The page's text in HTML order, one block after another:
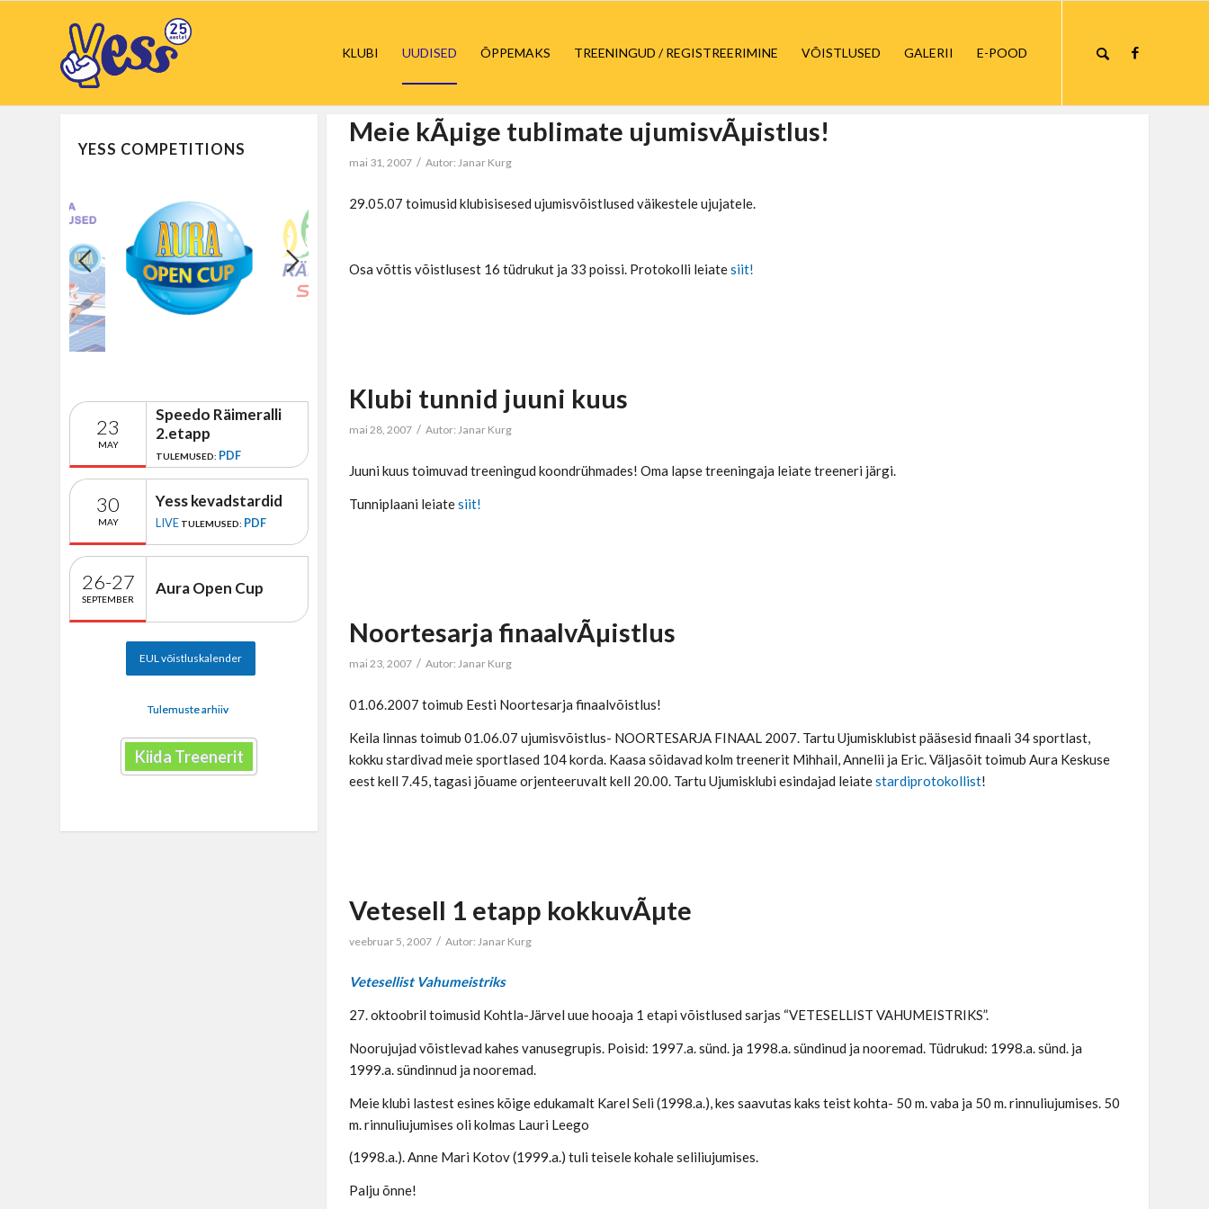
KLUBI UUDISED ÕPPEMAKS TREENINGUD / REGISTREERIMINE VÕISTLUSED GALERII E-POOD
Meie kÃµige tublimate ujumisvÃµistlus!
mai 31, 2007 / Autor:Janar Kurg
29.05.07 toimusid klubisisesed ujumisvõistlused väikestele ujujatele.
Osa võttis võistlusest 16 tüdrukut ja 33 poissi. Protokolli leiatesiit!
Klubi tunnid juuni kuus
mai 28, 2007 / Autor:Janar Kurg
Juuni kuus toimuvad treeningud koondrühmades! Oma lapse treeningaja leiate treeneri järgi.
Tunniplaani leiatesiit!
Noortesarja finaalvÃµistlus
mai 23, 2007 / Autor:Janar Kurg
01.06.2007 toimub Eesti Noortesarja finaalvõistlus!
Keila linnas toimub 01.06.07 ujumisvõistlus- NOORTESARJA FINAAL 2007. Tartu Ujumisklubist pääsesid finaali 34 sportlast,
kokku stardivad meie sportlased 104 korda. Kaasa sõidavad kolm treenerit Mihhail, Annelii ja Eric. Väljasõit toimub Aura Keskuse
eest kell 7.45, tagasi jõuame orjenteeruvalt kell 20.00. Tartu Ujumisklubi esindajad leiatestardiprotokollist!
Vetesell 1 etapp kokkuvÃµte
veebruar 5, 2007 / Autor: Janar Kurg
Vetesellist Vahumeistriks
27. oktoobril toimusid Kohtla-Järvel uue hooaja 1 etapi võistlused sarjas “VETESELLIST VAHUMEISTRIKS”.
Noorujujad võistlevad kahes vanusegrupis. Poisid: 1997.a. sünd. ja 1998.a. sündinud ja nooremad. Tüdrukud: 1998.a. sünd. ja
1999.a. sündinnud ja nooremad.
Meie klubi lastest esines kõige edukamalt Karel Seli (1998.a.), kes saavutas kaks teist kohta- 50 m. vaba ja 50 m. rinnuliujumises. 50
m. rinnuliujumises oli kolmas Lauri Leego
(1998.a.). Anne Mari Kotov (1999.a.) tuli teisele kohale seliliujumises.
Palju õnne!
YESS COMPETITIONS
23
MAY
Speedo Räimeralli
2.etapp
TULEMUSED: PDF
30
MAY
Yess kevadstardid
LIVE TULEMUSED: PDF
26-27
SEPTEMBER
Aura Open Cup
EUL võistluskalender
Tulemuste arhiiv
Kiida Treenerit